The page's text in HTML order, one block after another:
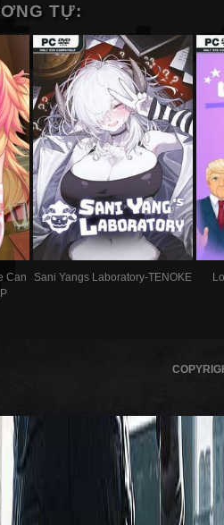
TỰ:
Can
Sani Yangs Laboratory-TENOKE